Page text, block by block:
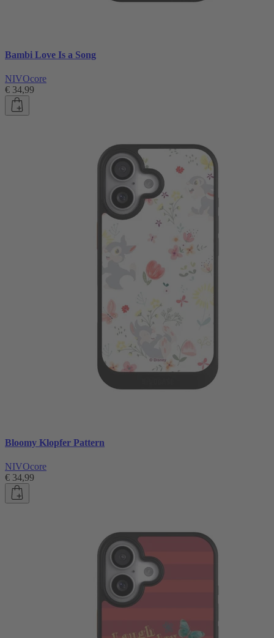
Bambi Love Is a Song
NIVOcore
€ 34,99
Bloomy Klopfer Pattern
NIVOcore
€ 34,99